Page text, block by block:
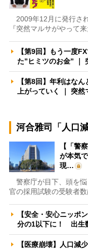
2009年12月に発行さ
『突然マルサがやって
【第9回】もう一度
た”ヒミツのお金” ｜
【第8回】年利はな
上がっていく ｜ 突
河合雅司「人口
【「警
が本気
現…
警察庁が目下、頭を悩
官の採用試験の受験者
【安全・安心ニッポ
分の1以下に！ 出生
【医療崩壊】人口減